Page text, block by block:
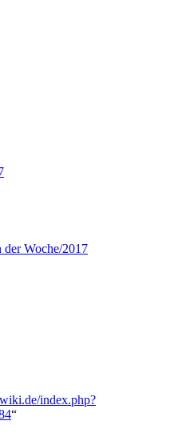
Woche/2017
index.php?
“